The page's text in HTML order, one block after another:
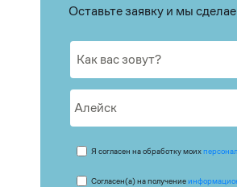
Оставьте заявку и мы
Я согласен на обработку моих
Согласен(а) на получение